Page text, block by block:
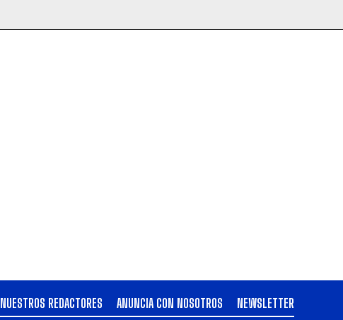
NUESTROS REDACTORES ANUNCIA CON NOSOTROS
NEWSLETTER